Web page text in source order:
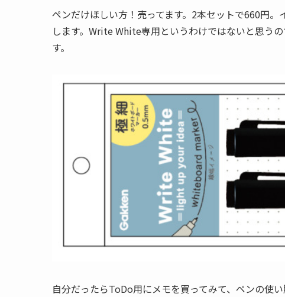
ペンだけほしい方！売ってます。2本セットで660円
します。Write White専用というわけではないと思う
す。
自分だったらToDo用にメモを買ってみて、ペンの使